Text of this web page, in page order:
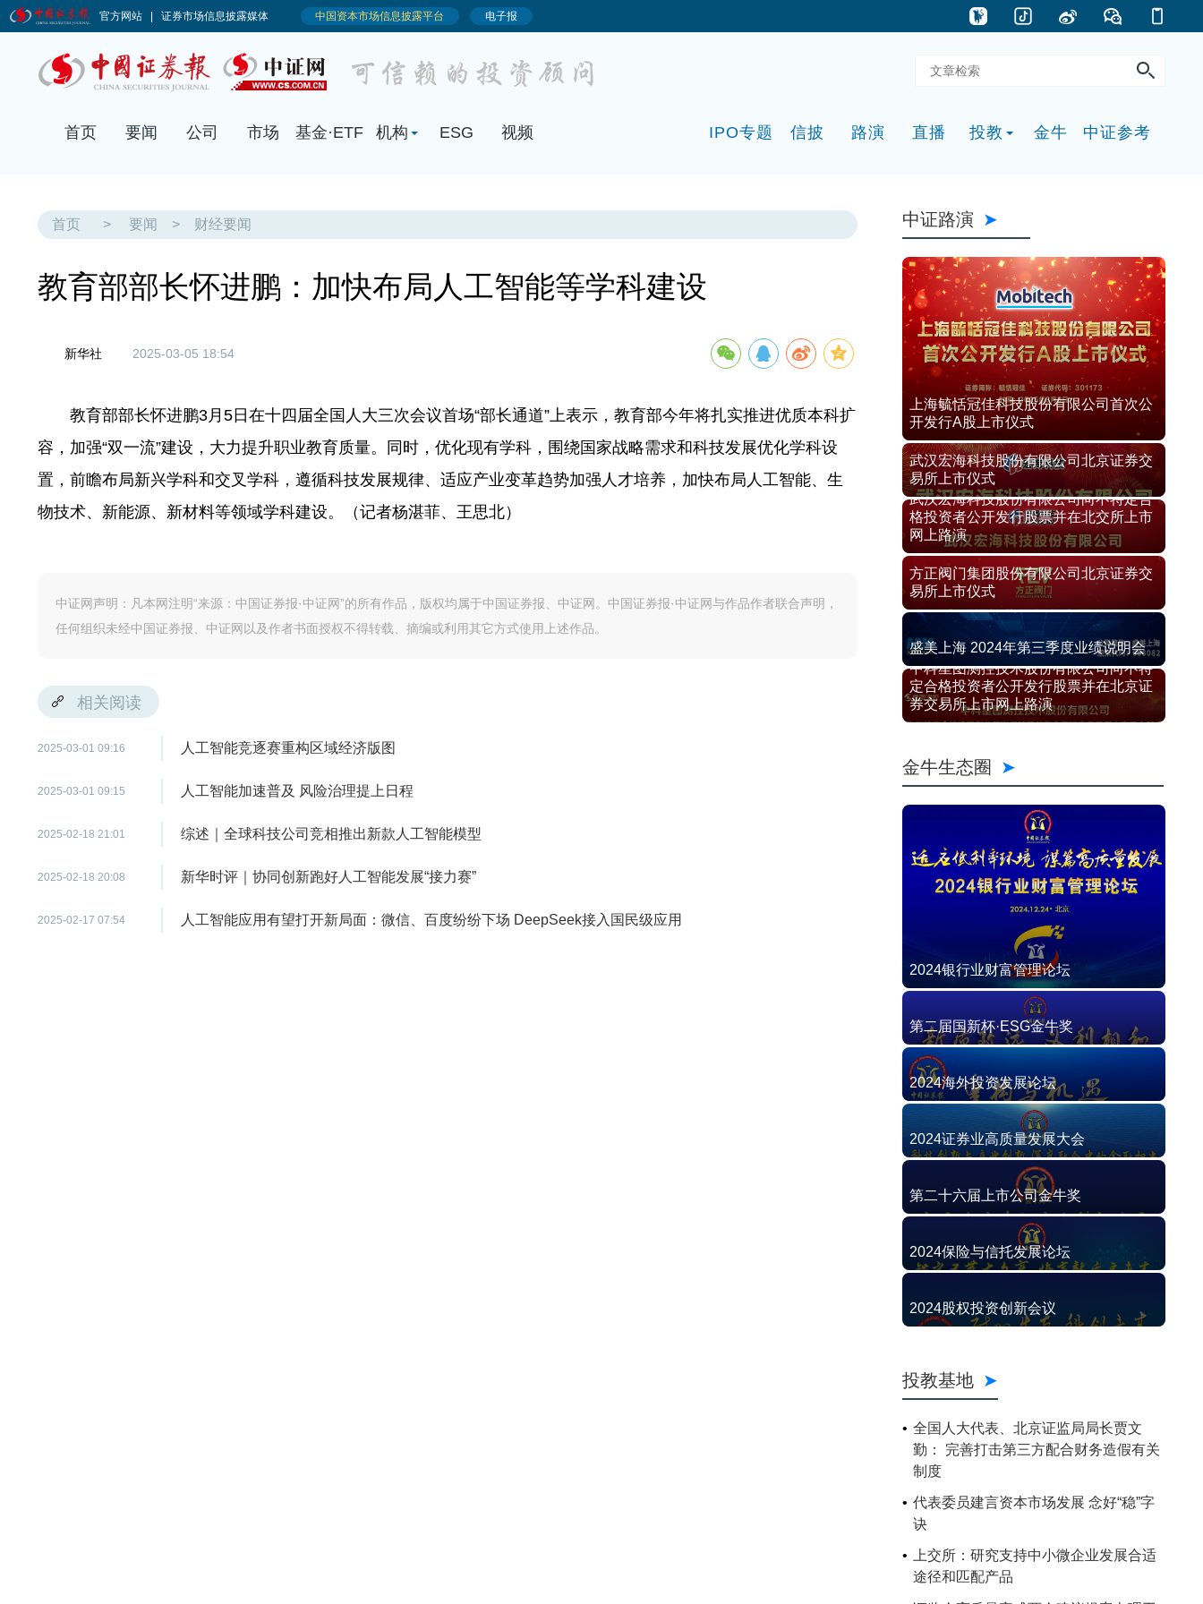
首页 要闻 公司 市场 基金·ETF 机构 ESG 视频 IPO专题 信披 路演 直播 投教 金牛 中证参考
首页 > 要闻 > 财经要闻
教育部部长怀进鹏：加快布局人工智能等学科建设
新华社 2025-03-05 18:54
教育部部长怀进鹏3月5日在十四届全国人大三次会议首场“部长通道”上表示，教育部今年将扎实推进优质本科扩
容，加强“双一流”建设，大力提升职业教育质量。同时，优化现有学科，围绕国家战略需求和科技发展优化学科设
置，前瞻布局新兴学科和交叉学科，遵循科技发展规律、适应产业变革趋势加强人才培养，加快布局人工智能、生
物技术、新能源、新材料等领域学科建设。（记者杨湛菲、王思北）
中证网声明：凡本网注明“来源：中国证券报·中证网”的所有作品，版权均属于中国证券报、中证网。中国证券报·中证网与作品作者联合声明，
任何组织未经中国证券报、中证网以及作者书面授权不得转载、摘编或利用其它方式使用上述作品。
相关阅读
2025-03-01 09:16 人工智能竞逐赛重构区域经济版图
2025-03-01 09:15 人工智能加速普及 风险治理提上日程
2025-02-18 21:01 综述｜全球科技公司竞相推出新款人工智能模型
2025-02-18 20:08 新华时评｜协同创新跑好人工智能发展“接力赛”
2025-02-17 07:54 人工智能应用有望打开新局面：微信、百度纷纷下场 DeepSeek接入国民级应用
中证路演
上海毓恬冠佳科技股份有限公司首次公
开发行A股上市仪式
武汉宏海科技股份有限公司北京证券交
易所上市仪式
武汉宏海科技股份有限公司向不特定合
格投资者公开发行股票并在北交所上市
网上路演
方正阀门集团股份有限公司北京证券交
易所上市仪式
盛美上海 2024年第三季度业绩说明会
中科星图测控技术股份有限公司向不特
定合格投资者公开发行股票并在北京证
券交易所上市网上路演
金牛生态圈
2024银行业财富管理论坛
第二届国新杯·ESG金牛奖
2024海外投资发展论坛
2024证券业高质量发展大会
第二十六届上市公司金牛奖
2024保险与信托发展论坛
2024股权投资创新会议
投教基地
全国人大代表、北京证监局局长贾文
勤： 完善打击第三方配合财务造假有关
制度
代表委员建言资本市场发展 念好“稳”字
诀
上交所：研究支持中小微企业发展合适
途径和匹配产品